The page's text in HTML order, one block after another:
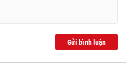
Gửi bình luận